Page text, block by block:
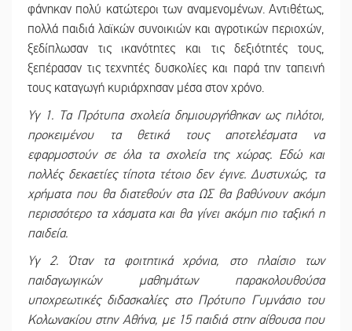
φάνηκαν πολύ κατώτεροι των αναμενομένων. Αντιθέτως,
πολλά παιδιά λαϊκών συνοικιών και αγροτικών περιοχών,
ξεδίπλωσαν τις ικανότητες και τις δεξιότητές τους,
ξεπέρασαν τις τεχνητές δυσκολίες και παρά την ταπεινή
τους καταγωγή κυριάρχησαν μέσα στον χρόνο.
Υγ 1. Τα Πρότυπα σχολεία δημιουργήθηκαν ως πιλότοι,
προκειμένου τα θετικά τους αποτελέσματα να
εφαρμοστούν σε όλα τα σχολεία της χώρας. Εδώ και
πολλές δεκαετίες τίποτα τέτοιο δεν έγινε. Δυστυχώς, τα
χρήματα που θα διατεθούν στα ΩΣ θα βαθύνουν ακόμη
περισσότερο τα χάσματα και θα γίνει ακόμη πιο ταξική η
παιδεία.
Υγ 2. Όταν τα φοιτητικά χρόνια, στο πλαίσιο των
παιδαγωγικών μαθημάτων παρακολουθούσα
υποχρεωτικές διδασκαλίες στο Πρότυπο Γυμνάσιο του
Κολωνακίου στην Αθήνα, με 15 παιδιά στην αίθουσα που